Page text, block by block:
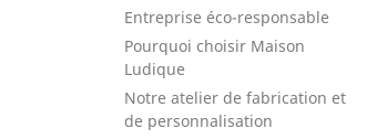
Entreprise éco-responsable
Pourquoi choisir Maison
Ludique
Notre atelier de fabrication et
de personnalisation